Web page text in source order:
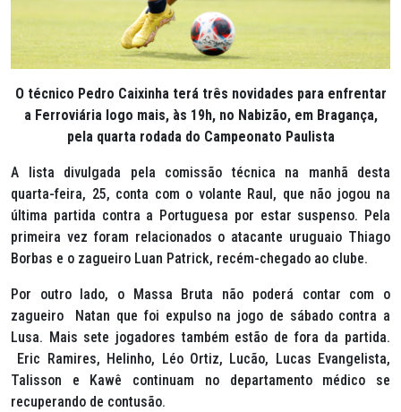
O técnico Pedro Caixinha terá três novidades para enfrentar
a Ferroviária logo mais, às 19h, no Nabizão, em Bragança,
pela quarta rodada do Campeonato Paulista
A lista divulgada pela comissão técnica na manhã desta
quarta-feira, 25, conta com o volante Raul, que não jogou na
última partida contra a Portuguesa por estar suspenso. Pela
primeira vez foram relacionados o atacante uruguaio Thiago
Borbas e o zagueiro Luan Patrick, recém-chegado ao clube.
Por outro lado, o Massa Bruta não poderá contar com o
zagueiro Natan que foi expulso na jogo de sábado contra a
Lusa. Mais sete jogadores também estão de fora da partida.
Eric Ramires, Helinho, Léo Ortiz, Lucão, Lucas Evangelista,
Talisson e Kawê continuam no departamento médico se
recuperando de contusão.